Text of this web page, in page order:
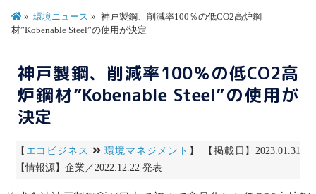
環境ニュース
神戸製鋼、削減率100％の低CO2高炉鋼
材”Kobenable Steel”の使用が決定
神戸製鋼、削減率100％の低CO2高
炉鋼材”Kobenable Steel”の使用が
決定
【 エコビジネス 環境マネジメント 】 【掲載日】2023.01.31
【情報源】企業／2022.12.22 発表